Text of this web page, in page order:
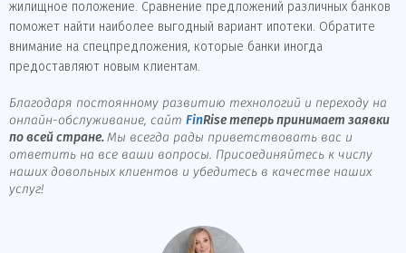
жилищное положение. Сравнение предложений различных банков
поможет найти наиболее выгодный вариант ипотеки. Обратите
внимание на спецпредложения, которые банки иногда
предоставляют новым клиентам.
Благодаря постоянному развитию технологий и переходу на
онлайн-обслуживание, сайт FinRise теперь принимает заявки
по всей стране. Мы всегда рады приветствовать вас и
ответить на все ваши вопросы. Присоединяйтесь к числу
наших довольных клиентов и убедитесь в качестве наших
услуг!